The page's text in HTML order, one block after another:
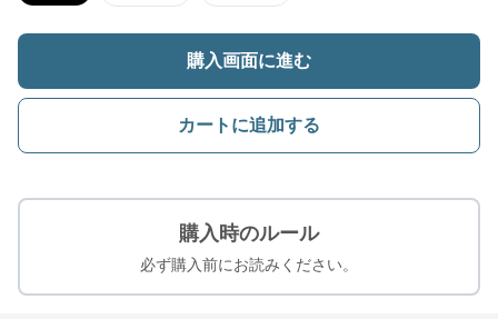
購入画面に進む
カートに追加する
購入時のルール
必ず購入前にお読みください。